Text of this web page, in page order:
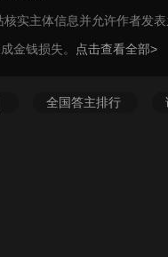
实主体信息并允许作者发
金钱损失。
点击查看全部>
全国答主排行